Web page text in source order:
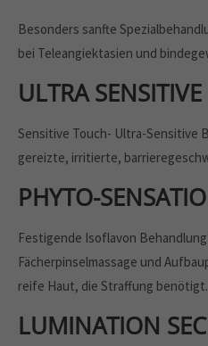
Besonders sanfte
bei Teleangiektasien und
ULTRA SENSITIVE
Sensitive Touch- Ultra-Sensitive
gereizte, irritierte,
PHYTO-
Festigende Isoflavon
Fächerpinselmassage und
reife Haut, die Straffung benötigt.
LUMINATION